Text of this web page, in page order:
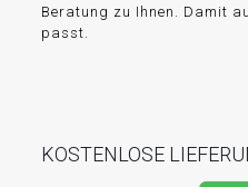
Beratung zu Ihnen. Damit
passt.
KOSTENLOSE